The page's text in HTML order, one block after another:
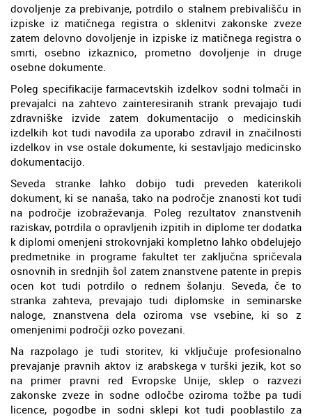
dovoljenje za prebivanje, potrdilo o stalnem prebivališču in
izpiske iz matičnega registra o sklenitvi zakonske zveze
zatem delovno dovoljenje in izpiske iz matičnega registra o
smrti, osebno izkaznico, prometno dovoljenje in druge
osebne dokumente.
Poleg specifikacije farmacevtskih izdelkov sodni tolmači in
prevajalci na zahtevo zainteresiranih strank prevajajo tudi
zdravniške izvide zatem dokumentacijo o medicinskih
izdelkih kot tudi navodila za uporabo zdravil in značilnosti
izdelkov in vse ostale dokumente, ki sestavljajo medicinsko
dokumentacijo.
Seveda stranke lahko dobijo tudi preveden katerikoli
dokument, ki se nanaša, tako na področje znanosti kot tudi
na področje izobraževanja. Poleg rezultatov znanstvenih
raziskav, potrdila o opravljenih izpitih in diplome ter dodatka
k diplomi omenjeni strokovnjaki kompletno lahko obdelujejo
predmetnike in programe fakultet ter zaključna spričevala
osnovnih in srednjih šol zatem znanstvene patente in prepis
ocen kot tudi potrdilo o rednem šolanju. Seveda, če to
stranka zahteva, prevajajo tudi diplomske in seminarske
naloge, znanstvena dela oziroma vse vsebine, ki so z
omenjenimi področji ozko povezani.
Na razpolago je tudi storitev, ki vključuje profesionalno
prevajanje pravnih aktov iz arabskega v turški jezik, kot so
na primer pravni red Evropske Unije, sklep o razvezi
zakonske zveze in sodne odločbe oziroma tožbe pa tudi
licence, pogodbe in sodni sklepi kot tudi pooblastilo za